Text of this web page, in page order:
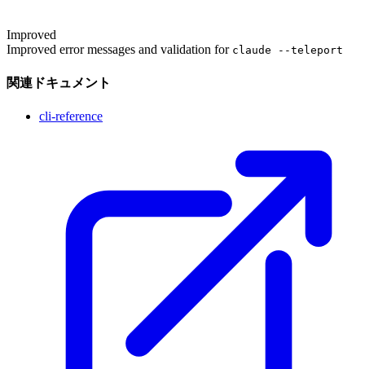
Improved
Improved error messages and validation for claude --teleport
関連ドキュメント
cli-reference